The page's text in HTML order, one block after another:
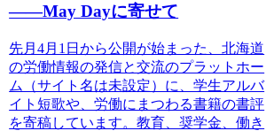
――May Dayに寄せて
先月4月1日から公開が始まった、北海道
の労働情報の発信と交流のプラットホー
ム（サイト名は未設定）に、学生アルバ
イト短歌や、労働にまつわる書籍の書評
を寄稿しています。教育、奨学金、働き